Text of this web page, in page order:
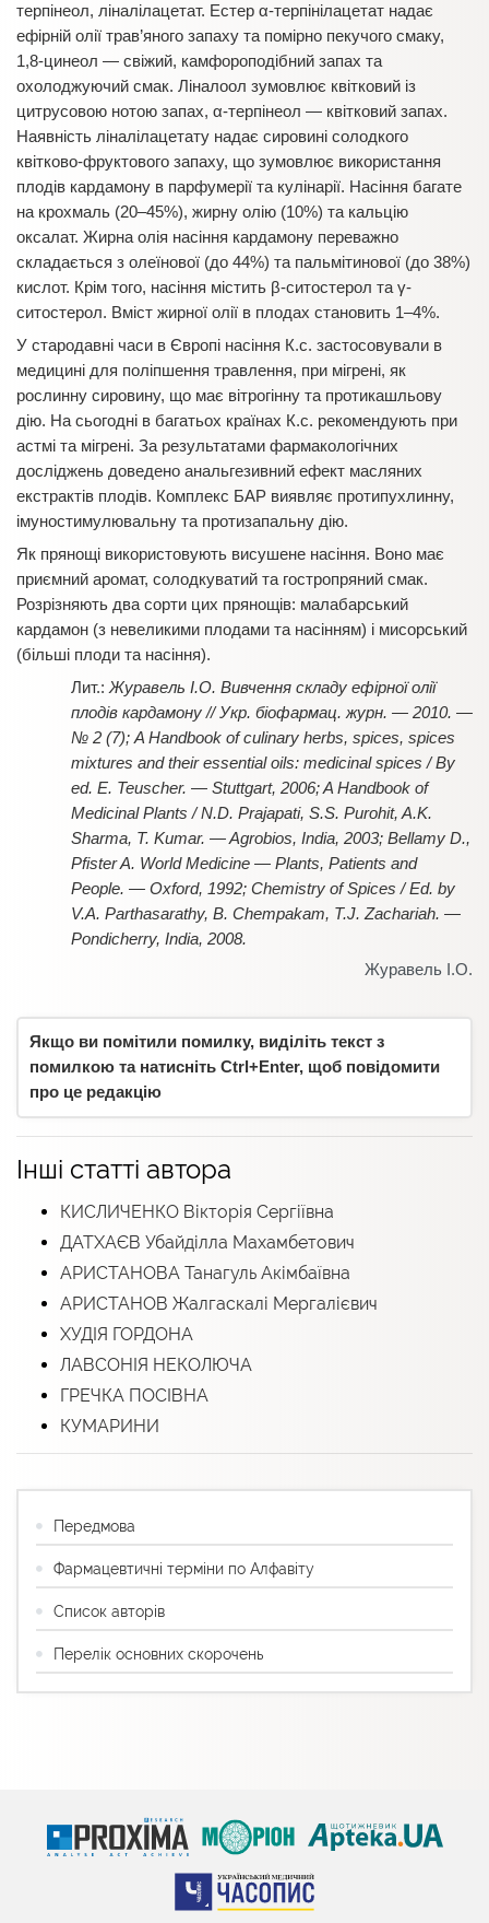
терпінеол, ліналілацетат. Естер α-терпінілацетат надає
ефірній олії трав’яного запаху та помірно пекучого смаку,
1,8-цинеол — свіжий, камфороподібний запах та
охолоджуючий смак. Ліналоол зумовлює квітковий із
цитрусовою нотою запах, α-терпінеол — квітковий запах.
Наявність ліналілацетату надає сировині солодкого
квітково-фруктового запаху, що зумовлює використання
плодів кардамону в парфумерії та кулінарії. Насіння багате
на крохмаль (20–45%), жирну олію (10%) та кальцію
оксалат. Жирна олія насіння кардамону переважно
складається з олеїнової (до 44%) та пальмітинової (до 38%)
кислот. Крім того, насіння містить β-ситостерол та γ-
ситостерол. Вміст жирної олії в плодах становить 1–4%.
У стародавні часи в Європі насіння К.с. застосовували в
медицині для поліпшення травлення, при мігрені, як
рослинну сировину, що має вітрогінну та протикашльову
дію. На сьогодні в багатьох країнах К.с. рекомендують при
астмі та мігрені. За результатами фармакологічних
досліджень доведено анальгезивний ефект масляних
екстрактів плодів. Комплекс БАР виявляє протипухлинну,
імуностимулювальну та протизапальну дію.
Як прянощі використовують висушене насіння. Воно має
приємний аромат, солодкуватий та гостропряний смак.
Розрізняють два сорти цих прянощів: малабарський
кардамон (з невеликими плодами та насінням) і мисорський
(більші плоди та насіння).
Журавель І.О. Вивчення складу ефірної олії
плодів кардамону // Укр. біофармац. журн. — 2010. —
№ 2 (7); A Handbook of culinary herbs, spices, spices
mixtures and their essential oils: medicinal spices / Вy
ed. E. Teuscher. — Stuttgart, 2006; A Handbook of
Medicinal Plants / N.D. Prajapati, S.S. Purohit, A.K.
Sharma, T. Kumar. — Agrobios, India, 2003; Bellamy D.,
Pfister A. World Medicine — Plants, Patients and
People. — Oxford, 1992; Chemistry of Spices / Ed. by
V.A. Parthasarathy, B. Chempakam, T.J. Zachariah. —
Pondicherry, India, 2008.
Журавель І.О.
Якщо ви помітили помилку, виділіть текст з
помилкою та натисніть Ctrl+Enter, щоб повідомити
про це редакцію
Інші статті автора
КИСЛИЧЕНКО Вікторія Сергіївна
ДАТХАЄВ Убайділла Махамбетович
АРИСТАНОВА Танагуль Акімбаївна
АРИСТАНОВ Жалгаскалі Мергалієвич
ХУДІЯ ГОРДОНА
ЛАВСОНІЯ НЕКОЛЮЧА
ГРЕЧКА ПОСІВНА
КУМАРИНИ
Передмова
Фармацевтичні терміни по Алфавіту
Список авторів
Перелік основних скорочень